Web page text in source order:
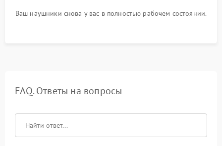
Ваш наушники снова у вас в полностью рабочем состоянии.
FAQ. Ответы на вопросы